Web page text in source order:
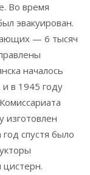
Во время
эвакуирован.
— 6 тысяч
началось
в 1945 году
изготовлен
спустя было
цистерн.